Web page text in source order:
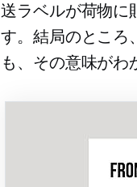
送ラベルが荷物に
す。結局のところ
も、その意味がわ